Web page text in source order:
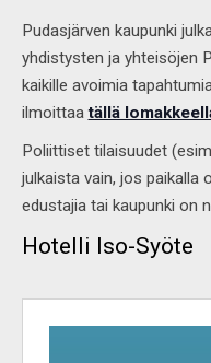
Pudasjärven kaupunki
yhdistysten ja yhteisöjen
kaikille avoimia
ilmoittaatällä
Poliittiset tilaisuudet
julkaista vain, jos paikalla
edustajia tai kaupunki on
Hotelli Iso-Syöte